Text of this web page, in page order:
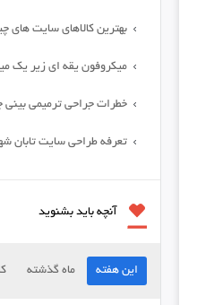
بهترین کالاهای سایت های
میکروفون یقه ای زیر یک
خطرات جراحی ترمیمی
تعرفه طراحی سایت تابان
آنچه باید بشنوید
این هفته ماه گذشته